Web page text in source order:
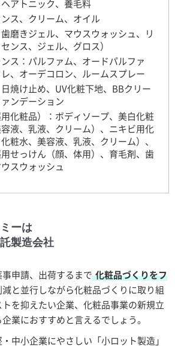
アトニック、養毛料
ス、クリーム、オイル
磨きジェル、マウスウォッシュ、リ
ンス、ジェル、グロス）
ス：パルファム、オードパルファ
、オーデコロン、ルームスプレー
焼け止め、UV化粧下地、BBクリー
ンデーション
化粧品）：ボディソープ、美白化粧
液、乳液、クリーム）、ニキビ用化
粧水、美容液、乳液、クリーム）、
せっけん（顔、体用）、育毛剤、歯
スウォッシュ
ーは
製造会社
申請、出荷するまで 化粧品づくりをフ
と並行しながら化粧品づくりに取り組
を抑えたい企業、化粧品事業の新規立
業におすすめと言えるでしょう。
中小企業にやさしい「小ロット製造」